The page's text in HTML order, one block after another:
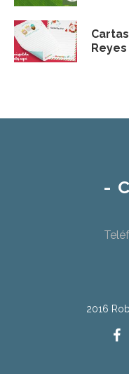
Reyes
-
2016